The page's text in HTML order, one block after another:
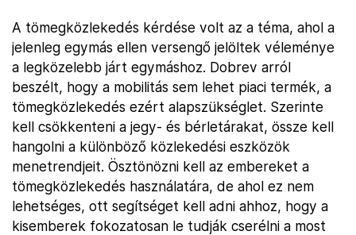
A tömegközlekedés kérdése volt az a téma, ahol a
jelenleg egymás ellen versengő jelöltek véleménye
a legközelebb járt egymáshoz. Dobrev arról
beszélt, hogy a mobilitás sem lehet piaci termék, a
tömegközlekedés ezért alapszükséglet. Szerinte
kell csökkenteni a jegy- és bérletárakat, össze kell
hangolni a különböző közlekedési eszközök
menetrendjeit. Ösztönözni kell az embereket a
tömegközlekedés használatára, de ahol ez nem
lehetséges, ott segítséget kell adni ahhoz, hogy a
kisemberek fokozatosan le tudják cserélni a most